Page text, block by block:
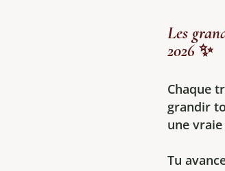
Les
2026 ✨
Chaque
grandir
une
Tu